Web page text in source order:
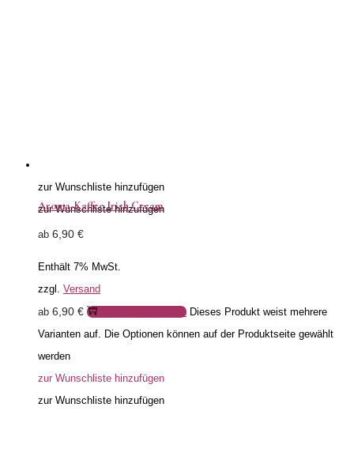
zur Wunschliste hinzufügen
zur Wunschliste hinzufügen
Aroma-Kaffee Irish Cream
ab 6,90 €
Enthält 7% MwSt.
zzgl. Versand
ab 6,90 € Ausführung wählen Dieses Produkt weist mehrere
Varianten auf. Die Optionen können auf der Produktseite gewählt
werden
zur Wunschliste hinzufügen
zur Wunschliste hinzufügen